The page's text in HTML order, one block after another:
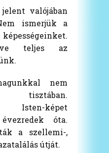
valójában
ismerjük a
teljes az
nem
Isten-képet
óta.
a szellemi-,
útját.